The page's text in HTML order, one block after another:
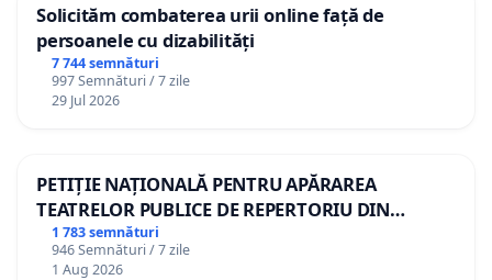
Solicităm combaterea urii online față de
persoanele cu dizabilități
7 744 semnături
997 Semnături / 7 zile
29 Jul 2026
PETIȚIE NAȚIONALĂ PENTRU APĂRAREA
TEATRELOR PUBLICE DE REPERTORIU DIN
ROMÂNIA
1 783 semnături
946 Semnături / 7 zile
1 Aug 2026